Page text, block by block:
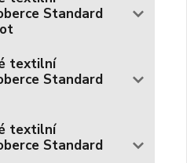
Standard
textilní
Standard
textilní
Standard